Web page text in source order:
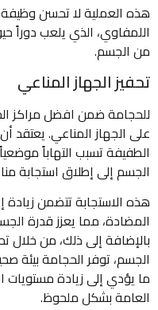
هذه العملية لا تحسن وظيفة
اللمفاوي، الذي يلعب
من الجسم.
تحفيز الجهاز المناعي
للحجامة ضمن افضل مراكز
على الجهاز المناعي.
الطفيفة تسبب التهاباً
الجسم إلى إطلاق استجابة
هذه الاستجابة تتضمن زيادة
المضادة، مما يعزز قدرة
بالإضافة إلى ذلك، من خلال
الجسم، توفر الحجامة بيئة
ما يؤدي إلى زيادة مستويات
العامة بشكل ملحوظ.